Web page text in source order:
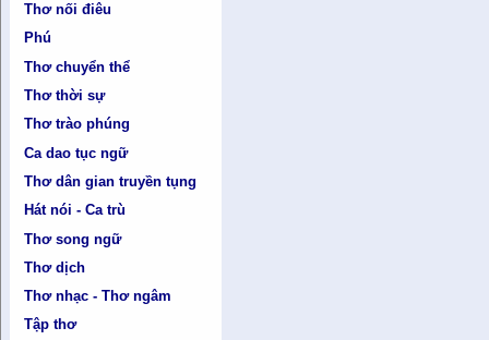
Thơ nối điêu
Phú
Thơ chuyển thể
Thơ thời sự
Thơ trào phúng
Ca dao tục ngữ
Thơ dân gian truyền tụng
Hát nói - Ca trù
Thơ song ngữ
Thơ dịch
Thơ nhạc - Thơ ngâm
Tập thơ